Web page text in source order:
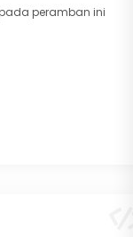
peramban ini